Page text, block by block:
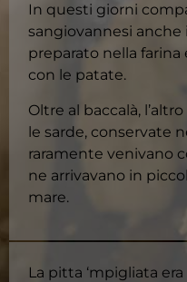
In questi giorni
sangiovannesi anche
preparato nella farina
con le patate.
Oltre al baccalà,
le sarde, conservate
raramente venivano
ne arrivavano in
mare.
La pitta ‘mpigliata